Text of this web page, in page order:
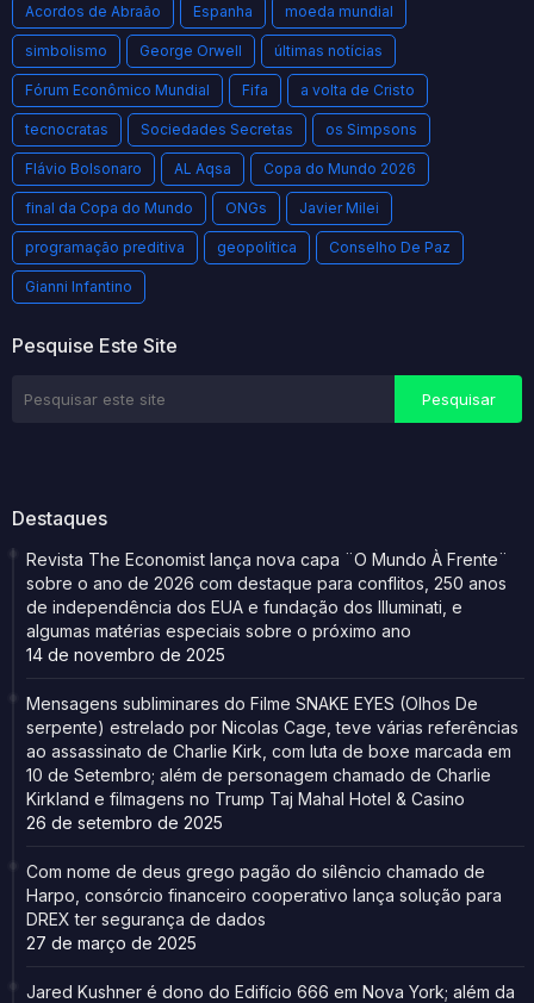
Acordos de Abraão Espanha moeda mundial
simbolismo George Orwell últimas notícias
Fórum Econômico Mundial Fifa a volta de Cristo
tecnocratas Sociedades Secretas os Simpsons
Flávio Bolsonaro AL Aqsa Copa do Mundo 2026
final da Copa do Mundo ONGs Javier Milei
programação preditiva geopolítica Conselho De Paz
Gianni Infantino
Pesquise Este Site
Destaques
Revista The Economist lança nova capa ¨O Mundo À Frente¨
sobre o ano de 2026 com destaque para conflitos, 250 anos
de independência dos EUA e fundação dos Illuminati, e
algumas matérias especiais sobre o próximo ano
14 de novembro de 2025
Mensagens subliminares do Filme SNAKE EYES (Olhos De
serpente) estrelado por Nicolas Cage, teve várias referências
ao assassinato de Charlie Kirk, com luta de boxe marcada em
10 de Setembro; além de personagem chamado de Charlie
Kirkland e filmagens no Trump Taj Mahal Hotel & Casino
26 de setembro de 2025
Com nome de deus grego pagão do silêncio chamado de
Harpo, consórcio financeiro cooperativo lança solução para
DREX ter segurança de dados
27 de março de 2025
Jared Kushner é dono do Edifício 666 em Nova York; além da